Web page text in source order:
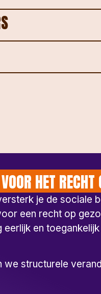
HET RECHT
je de sociale
een recht op
en
we structurele